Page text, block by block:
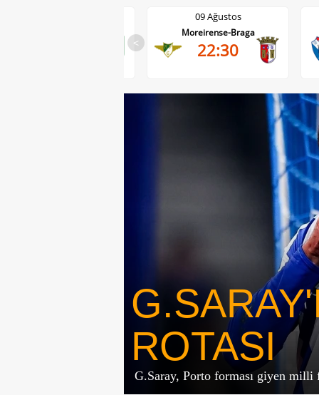
<
09 Ağustos
Gil Vicente-Rio Ave
22:30
ROTASI
G.Saray, Porto forması giyen